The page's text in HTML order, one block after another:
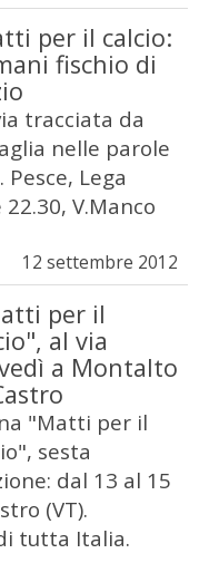
per il calcio:
fischio di
tracciata da
nelle parole
Pesce, Lega
V.Manco
12 settembre 2012
per il
al via
a Montalto
"Matti per il
sesta
dal 13 al 15
(VT).
tutta Italia.